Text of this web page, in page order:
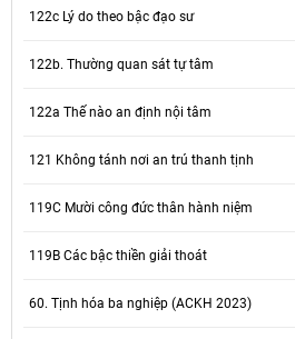
122c Lý do theo bậc đạo sư
122b. Thường quan sát tự tâm
122a Thế nào an định nội tâm
121 Không tánh nơi an trú thanh tịnh
119C Mười công đức thân hành niệm
119B Các bậc thiền giải thoát
60. Tịnh hóa ba nghiệp (ACKH 2023)